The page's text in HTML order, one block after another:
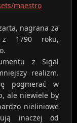
maestro
nagrana za
z 1790 roku,
z Sigal
realizm.
pogmerać w
ale niewiele by
nieliniowe
inaczej od